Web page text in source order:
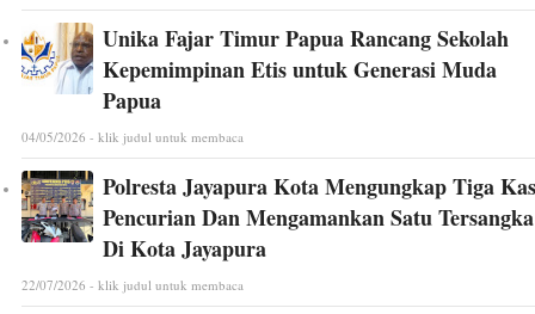
Unika Fajar Timur Papua Rancang Sekolah
Kepemimpinan Etis untuk Generasi Muda
Papua
04/05/2026 - klik judul untuk membaca
Polresta Jayapura Kota Mengungkap Tiga
Pencurian Dan Mengamankan Satu Tersangka
Di Kota Jayapura
22/07/2026 - klik judul untuk membaca